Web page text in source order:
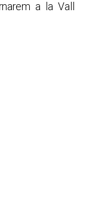
a la Vall